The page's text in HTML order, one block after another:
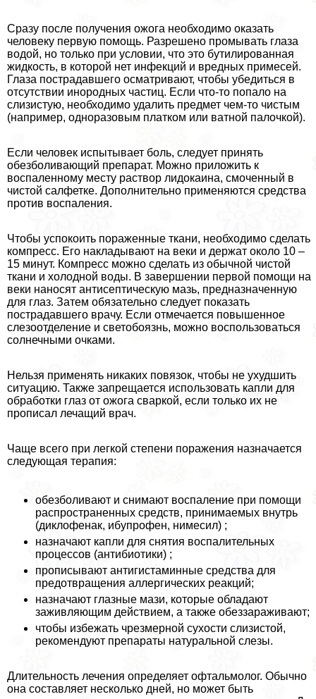
Сразу после получения ожога необходимо оказать
человеку первую помощь. Разрешено промывать глаза
водой, но только при условии, что это бутилированная
жидкость, в которой нет инфекций и вредных примесей.
Глаза пострадавшего осматривают, чтобы убедиться в
отсутствии инородных частиц. Если что-то попало на
слизистую, необходимо удалить предмет чем-то чистым
(например, одноразовым платком или ватной палочкой).
Если человек испытывает боль, следует принять
обезболивающий препарат. Можно приложить к
воспаленному месту раствор лидокаина, смоченный в
чистой салфетке. Дополнительно применяются средства
против воспаления.
Чтобы успокоить пораженные ткани, необходимо сделать
компресс. Его накладывают на веки и держат около 10 –
15 минут. Компресс можно сделать из обычной чистой
ткани и холодной воды. В завершении первой помощи на
веки наносят антисептическую мазь, предназначенную
для глаз. Затем обязательно следует показать
пострадавшего врачу. Если отмечается повышенное
слезоотделение и светобоязнь, можно воспользоваться
солнечными очками.
Нельзя применять никаких повязок, чтобы не ухудшить
ситуацию. Также запрещается использовать капли для
обработки глаз от ожога сваркой, если только их не
прописал лечащий врач.
Чаще всего при легкой степени поражения назначается
следующая терапия:
обезболивают и снимают воспаление при помощи
распространенных средств, принимаемых внутрь
(диклофенак, ибупрофен, нимесил) ;
назначают капли для снятия воспалительных
процессов (антибиотики) ;
прописывают антигистаминные средства для
предотвращения аллергических реакций;
назначают глазные мази, которые обладают
заживляющим действием, а также обеззараживают;
чтобы избежать чрезмерной сухости слизистой,
рекомендуют препараты натуральной слезы.
Длительность лечения определяет офтальмолог. Обычно
она составляет несколько дней, но может быть